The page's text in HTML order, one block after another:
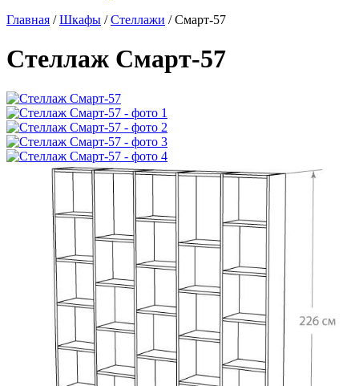
Главная / Шкафы / Стеллажи / Смарт-57
Стеллаж Смарт-57